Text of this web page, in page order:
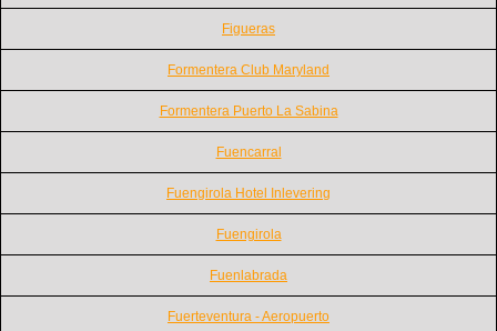
Figueras
Formentera Club Maryland
Formentera Puerto La Sabina
Fuencarral
Fuengirola Hotel Inlevering
Fuengirola
Fuenlabrada
Fuerteventura - Aeropuerto